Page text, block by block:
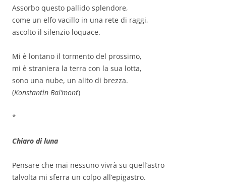
Assorbo questo pallido splendore,
come un elfo vacillo in una rete di raggi,
ascolto il silenzio loquace.
Mi è lontano il tormento del prossimo,
mi è straniera la terra con la sua lotta,
sono una nube, un alito di brezza.
(Konstantìn Bal’mont)
*
Chiaro di luna
Pensare che mai nessuno vivrà su quell’astro
talvolta mi sferra un colpo all’epigastro.